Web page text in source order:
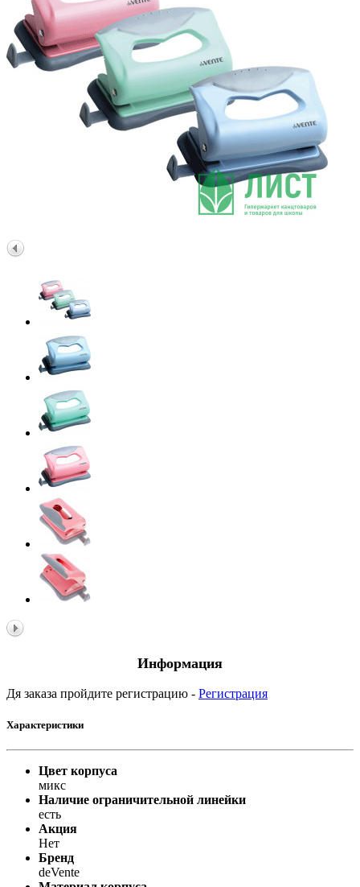
Информация
Дя заказа пройдите регистрацию - Регистрация
Характеристики
Цвет корпуса
микс
Наличие ограничительной линейки
есть
Акция
Нет
Бренд
deVente